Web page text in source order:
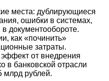
места: дублирующиеся
ошибки в системах,
документообороте.
как «починить»
затраты.
от внедрения
в банковской отрасли
млрд рублей.